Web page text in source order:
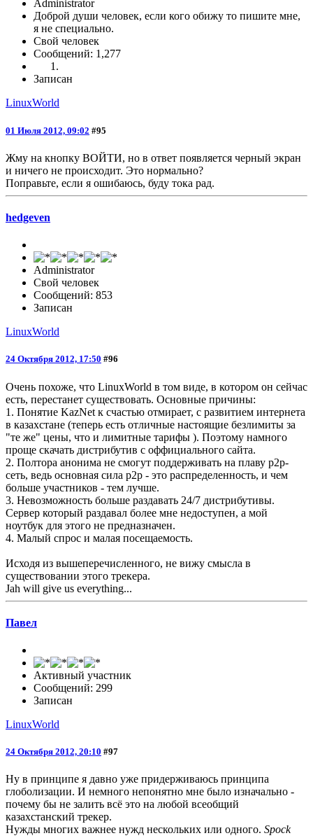
Administrator
Доброй души человек, если кого обижу то пишите мне,
я не специально.
Свой человек
Сообщений: 1,277
Записан
LinuxWorld
01 Июля 2012, 09:02 #95
Жму на кнопку ВОЙТИ, но в ответ появляется черный экран
и ничего не происходит. Это нормально?
Поправьте, если я ошибаюсь, буду тока рад.
hedgeven
Administrator
Свой человек
Сообщений: 853
Записан
LinuxWorld
24 Октября 2012, 17:50 #96
Очень похоже, что LinuxWorld в том виде, в котором он сейчас
есть, перестанет существовать. Основные причины:
1. Понятие KazNet к счастью отмирает, с развитием интернета
в казахстане (теперь есть отличные настоящие безлимиты за
"те же" цены, что и лимитные тарифы ). Поэтому намного
проще скачать дистрибутив с оффициального сайта.
2. Полтора анонима не смогут поддерживать на плаву p2p-
сеть, ведь основная сила p2p - это распределенность, и чем
больше участников - тем лучше.
3. Невозможность больше раздавать 24/7 дистрибутивы.
Сервер который раздавал более мне недоступен, а мой
ноутбук для этого не предназначен.
4. Малый спрос и малая посещаемость.
Исходя из вышеперечисленного, не вижу смысла в
существовании этого трекера.
Jah will give us everything...
Павел
Активный участник
Сообщений: 299
Записан
LinuxWorld
24 Октября 2012, 20:10 #97
Ну в принципе я давно уже придерживаюсь принципа
глоболизации. И немного непонятно мне было изначально -
почему бы не залить всё это на любой всеобщий
казахстанский трекер.
Нужды многих важнее нужд нескольких или одного. Spock